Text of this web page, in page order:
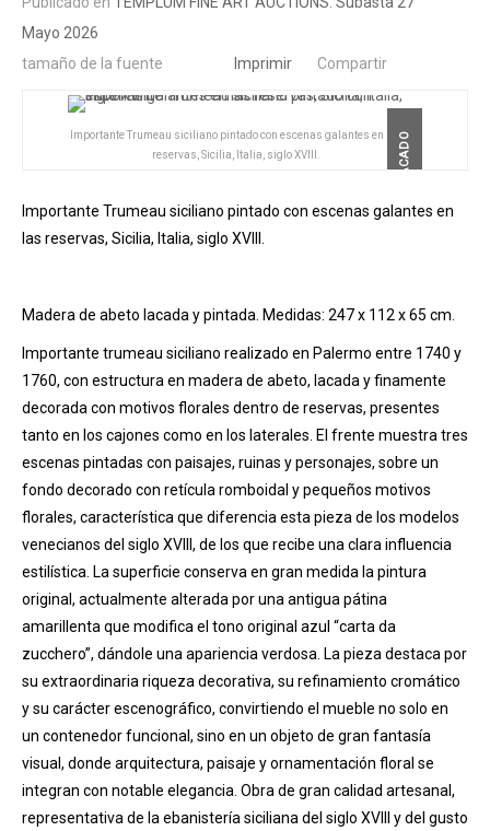
Mayo 2026
tamaño de la fuente
Imprimir Compartir
DESTACADO
Importante Trumeau siciliano pintado con escenas galantes en las
reservas, Sicilia, Italia, siglo XVIII.
Importante Trumeau siciliano pintado con escenas galantes en
las reservas, Sicilia, Italia, siglo XVIII.
Madera de abeto lacada y pintada. Medidas: 247 x 112 x 65 cm.
Importante trumeau siciliano realizado en Palermo entre 1740 y
1760, con estructura en madera de abeto, lacada y finamente
decorada con motivos florales dentro de reservas, presentes
tanto en los cajones como en los laterales. El frente muestra tres
escenas pintadas con paisajes, ruinas y personajes, sobre un
fondo decorado con retícula romboidal y pequeños motivos
florales, característica que diferencia esta pieza de los modelos
venecianos del siglo XVIII, de los que recibe una clara influencia
estilística. La superficie conserva en gran medida la pintura
original, actualmente alterada por una antigua pátina
amarillenta que modifica el tono original azul “carta da
zucchero”, dándole una apariencia verdosa. La pieza destaca por
su extraordinaria riqueza decorativa, su refinamiento cromático
y su carácter escenográfico, convirtiendo el mueble no solo en
un contenedor funcional, sino en un objeto de gran fantasía
visual, donde arquitectura, paisaje y ornamentación floral se
integran con notable elegancia. Obra de gran calidad artesanal,
representativa de la ebanistería siciliana del siglo XVIII y del gusto